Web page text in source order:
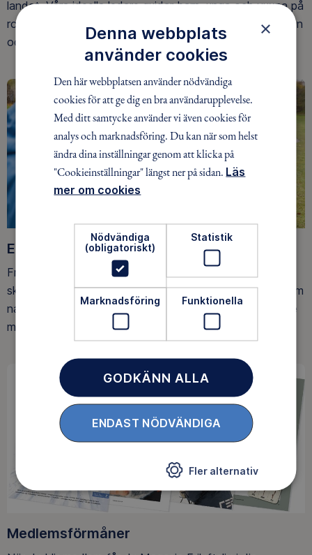
landet. Våra ideella ledare guidar barn, unga och vuxna på
roliga och trygga äventyr i skogen, på vattnet, snön, isen
och på fjället.
Ett friluftsliv för alla
Friluftsfrämjandet arbetar för att så många som möjligt
ska upptäcka den rörelseglädje och de hälsoeffekter som
naturen ger. Som medlem bidrar du också till vårt arbete
med att skydda allemansrätten.
Medlemsförmåner
×
Denna webbplats
använder cookies
Den här webbplatsen använder nödvändiga
cookies för att ge dig en bra användarupplevelse.
Med ditt samtycke använder vi även cookies för
analys och marknadsföring. Du kan när som helst
ändra dina inställningar genom att klicka på
"Cookieinställningar" längst ner på sidan. Läs
mer om cookies
Nödvändiga
(obligatoriskt)
Statistik
Marknadsföring Funktionella
GODKÄNN ALLA
ENDAST NÖDVÄNDIGA
Fler alternativ